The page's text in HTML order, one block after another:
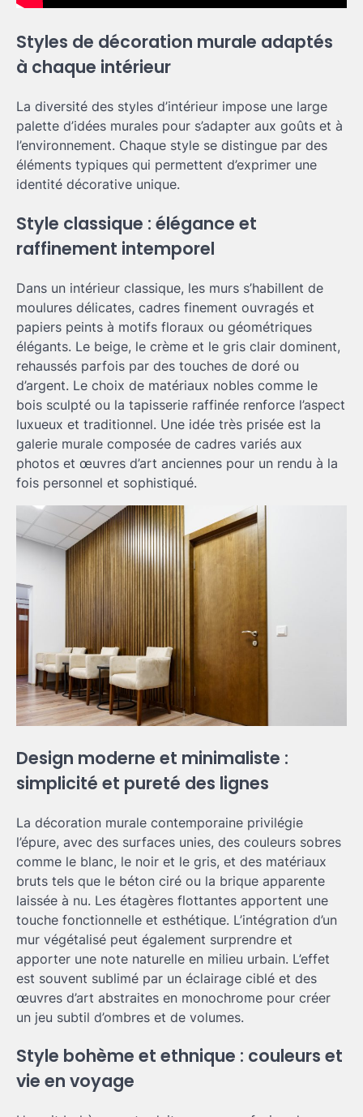
Styles de décoration murale adaptés
à chaque intérieur
La diversité des styles d’intérieur impose une large
palette d’idées murales pour s’adapter aux goûts et à
l’environnement. Chaque style se distingue par des
éléments typiques qui permettent d’exprimer une
identité décorative unique.
Style classique : élégance et
raffinement intemporel
Dans un intérieur classique, les murs s’habillent de
moulures délicates, cadres finement ouvragés et
papiers peints à motifs floraux ou géométriques
élégants. Le beige, le crème et le gris clair dominent,
rehaussés parfois par des touches de doré ou
d’argent. Le choix de matériaux nobles comme le
bois sculpté ou la tapisserie raffinée renforce l’aspect
luxueux et traditionnel. Une idée très prisée est la
galerie murale composée de cadres variés aux
photos et œuvres d’art anciennes pour un rendu à la
fois personnel et sophistiqué.
Design moderne et minimaliste :
simplicité et pureté des lignes
La décoration murale contemporaine privilégie
l’épure, avec des surfaces unies, des couleurs sobres
comme le blanc, le noir et le gris, et des matériaux
bruts tels que le béton ciré ou la brique apparente
laissée à nu. Les étagères flottantes apportent une
touche fonctionnelle et esthétique. L’intégration d’un
mur végétalisé peut également surprendre et
apporter une note naturelle en milieu urbain. L’effet
est souvent sublimé par un éclairage ciblé et des
œuvres d’art abstraites en monochrome pour créer
un jeu subtil d’ombres et de volumes.
Style bohème et ethnique : couleurs et
vie en voyage